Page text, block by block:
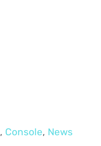
, Console, News